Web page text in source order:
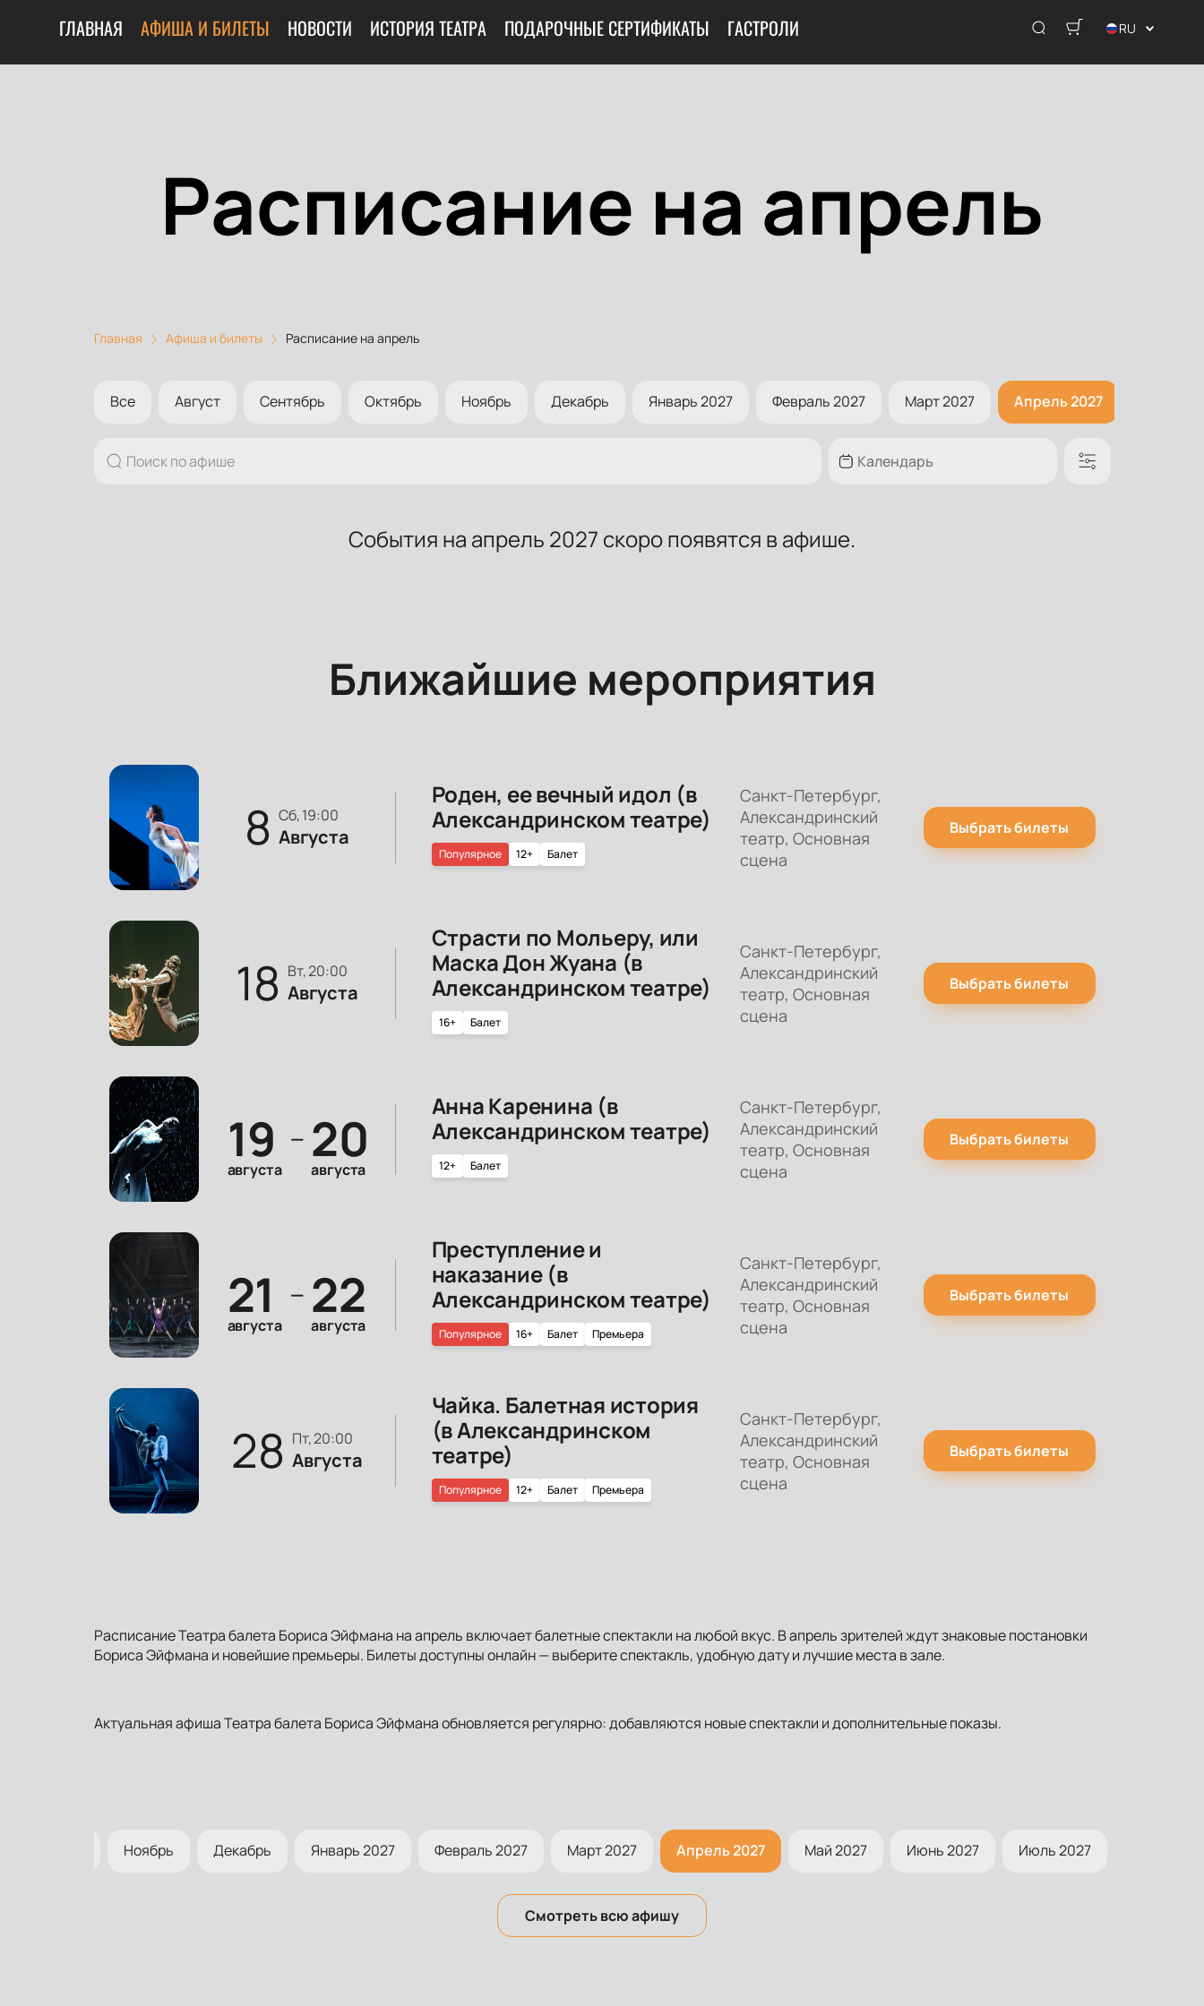
ГЛАВНАЯ АФИША И БИЛЕТЫ НОВОСТИ ИСТОРИЯ ТЕАТРА ПОДАРОЧНЫЕ СЕРТИФИКАТЫ ГАСТРОЛИ RU
Расписание на апрель
Главная Афиша и билеты Расписание на апрель
Все Август Сентябрь Октябрь Ноябрь Декабрь Январь 2027 Февраль 2027 Март 2027 Апрель 2027
События на апрель 2027 скоро появятся в афише.
Ближайшие мероприятия
8 сб, 19:00
Августа
Роден, ее вечный идол (в
Александринском театре)
12+ Балет
Популярное
Санкт-Петербург,
Александринский
театр, Основная
сцена
Выбрать билеты
18 вт, 20:00
Августа
Страсти по Мольеру, или
Маска Дон Жуана (в
Александринском театре)
16+ Балет
Санкт-Петербург,
Александринский
театр, Основная
сцена
Выбрать билеты
19
августа
— 20
августа
Анна Каренина (в
Александринском театре)
12+ Балет
Санкт-Петербург,
Александринский
театр, Основная
сцена
Выбрать билеты
21
августа
— 22
августа
Преступление и
наказание (в
Александринском театре)
16+ Балет
Популярное Премьера
Санкт-Петербург,
Александринский
театр, Основная
сцена
Выбрать билеты
28 пт, 20:00
Августа
Чайка. Балетная история
(в Александринском
театре)
12+ Балет
Популярное Премьера
Санкт-Петербург,
Александринский
театр, Основная
сцена
Выбрать билеты
Расписание Театра балета Бориса Эйфмана на апрель включает балетные спектакли на любой вкус. В апрель зрителей ждут знаковые постановки
Бориса Эйфмана и новейшие премьеры. Билеты доступны онлайн — выберите спектакль, удобную дату и лучшие места в зале.
Актуальная афиша Театра балета Бориса Эйфмана обновляется регулярно: добавляются новые спектакли и дополнительные показы.
Ноябрь Декабрь Январь 2027 Февраль 2027 Март 2027 Апрель 2027 Май 2027 Июнь 2027 Июль 2027
Смотреть всю афишу